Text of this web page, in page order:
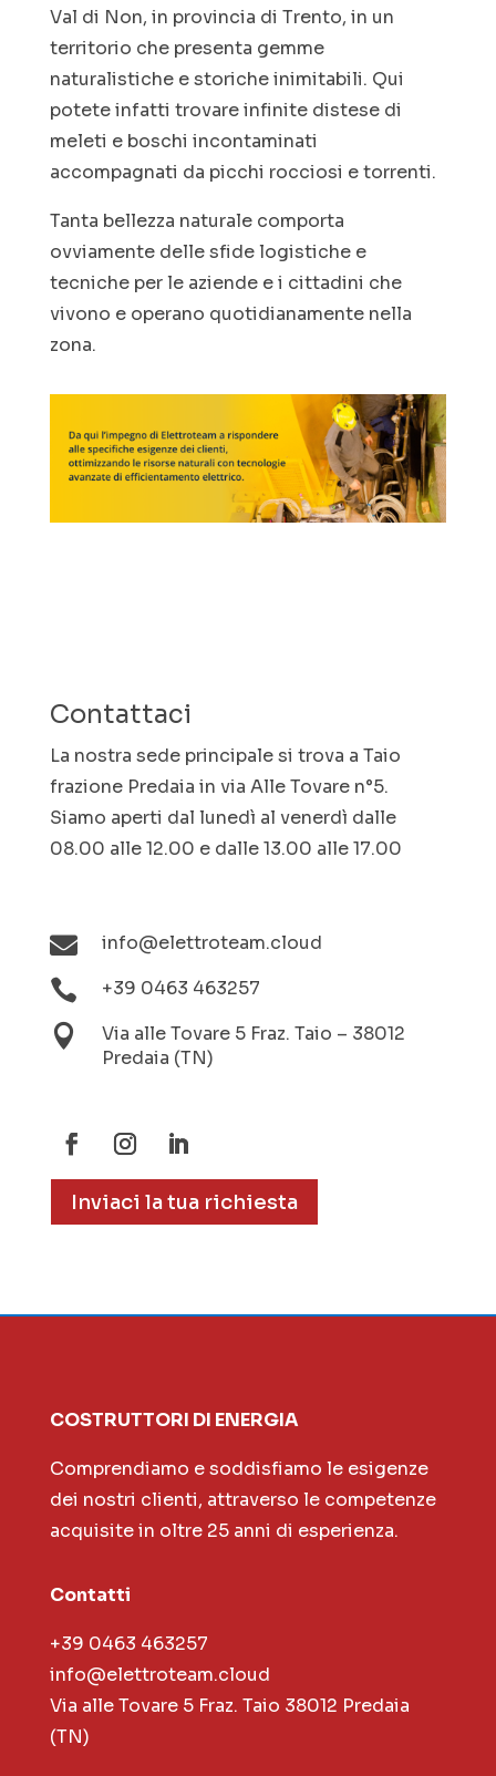
Val di Non, in provincia di Trento, in un
territorio che presenta gemme
naturalistiche e storiche inimitabili. Qui
potete infatti trovare infinite distese di
meleti e boschi incontaminati
accompagnati da picchi rocciosi e torrenti.
Tanta bellezza naturale comporta
ovviamente delle sfide logistiche e
tecniche per le aziende e i cittadini che
vivono e operano quotidianamente nella
zona.
Contattaci
La nostra sede principale si trova a Taio
frazione Predaia in via Alle Tovare n°5.
Siamo aperti dal lunedì al venerdì dalle
08.00 alle 12.00 e dalle 13.00 alle 17.00
 info@elettroteam.cloud
 +39 0463 463257

Via alle Tovare 5 Fraz. Taio – 38012
Predaia (TN)
Inviaci la tua richiesta
COSTRUTTORI DI ENERGIA
Comprendiamo e soddisfiamo le esigenze
dei nostri clienti, attraverso le competenze
acquisite in oltre 25 anni di esperienza.
Contatti
+39 0463 463257
info@elettroteam.cloud
Via alle Tovare 5 Fraz. Taio 38012 Predaia
(TN)